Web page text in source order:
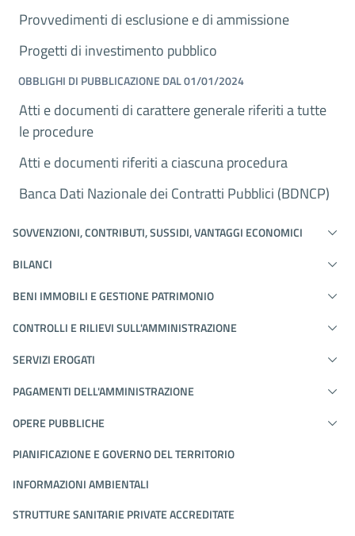
Provvedimenti di esclusione e di ammissione
Progetti di investimento pubblico
OBBLIGHI DI PUBBLICAZIONE DAL 01/01/2024
Atti e documenti di carattere generale riferiti a tutte
le procedure
Atti e documenti riferiti a ciascuna procedura
Banca Dati Nazionale dei Contratti Pubblici (BDNCP)
SOVVENZIONI, CONTRIBUTI, SUSSIDI, VANTAGGI ECONOMICI
BILANCI
BENI IMMOBILI E GESTIONE PATRIMONIO
CONTROLLI E RILIEVI SULL'AMMINISTRAZIONE
SERVIZI EROGATI
PAGAMENTI DELL'AMMINISTRAZIONE
OPERE PUBBLICHE
PIANIFICAZIONE E GOVERNO DEL TERRITORIO
INFORMAZIONI AMBIENTALI
STRUTTURE SANITARIE PRIVATE ACCREDITATE